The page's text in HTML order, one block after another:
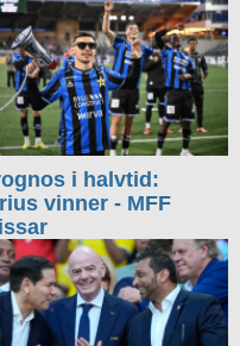
i halvtid:
vinner - MFF